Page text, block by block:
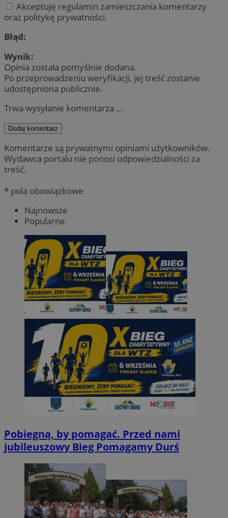
Akceptuję regulamin zamieszczania komentarzy
oraz politykę prywatności.
Błąd:
Wynik:
Opinia została pomyślnie dodana.
Po przeprowadzeniu weryfikacji, jej treść zostanie
udostępniona publicznie.
Trwa wysyłanie komentarza ...
Dodaj komentarz
Komentarze są prywatnymi opiniami użytkowników.
Wydawca portalu nie ponosi odpowiedzialności za
treść.
* pola obowiązkowe
Najnowsze
Popularne
Pobiegną, by pomagać. Przed nami
jubileuszowy Bieg Pomagamy Durś